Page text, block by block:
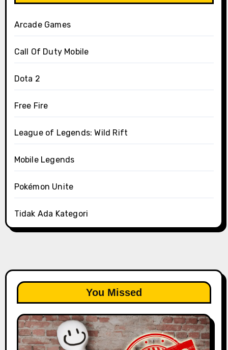
Arcade Games
Call Of Duty Mobile
Dota 2
Free Fire
League of Legends: Wild Rift
Mobile Legends
Pokémon Unite
Tidak Ada Kategori
You Missed